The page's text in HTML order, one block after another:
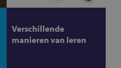
Verschillende
manieren van leren